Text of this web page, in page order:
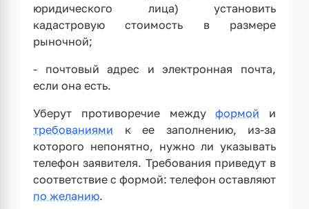
юридического лица) установить
кадастровую стоимость в размере
рыночной;
- почтовый адрес и электронная почта,
если она есть.
Уберут противоречие междуформой и
требованиями к ее заполнению, из-за
которого непонятно, нужно ли указывать
телефон заявителя. Требования приведут в
соответствие с формой: телефон оставляют
по желанию.